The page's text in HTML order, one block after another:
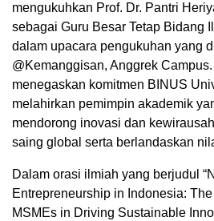
mengukuhkan Prof. Dr. Pantri
sebagai Guru Besar Tetap Bidang
dalam upacara pengukuhan yang
@Kemanggisan, Anggrek
menegaskan komitmen BINUS
melahirkan pemimpin akademik
mendorong inovasi dan
saing global serta berlandaskan
Dalam orasi ilmiah yang berjudul
Entrepreneurship in Indonesia:
MSMEs in Driving Sustainable